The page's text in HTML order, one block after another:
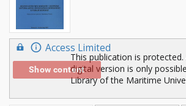
Access Limited
Show content
This publication is
digital version is only
Library of the Maritime